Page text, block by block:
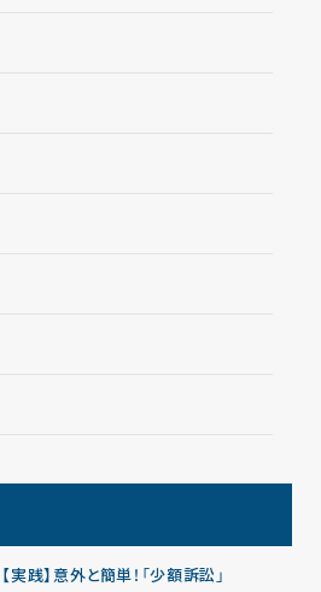
【実践】意外と簡単！「少額訴訟」